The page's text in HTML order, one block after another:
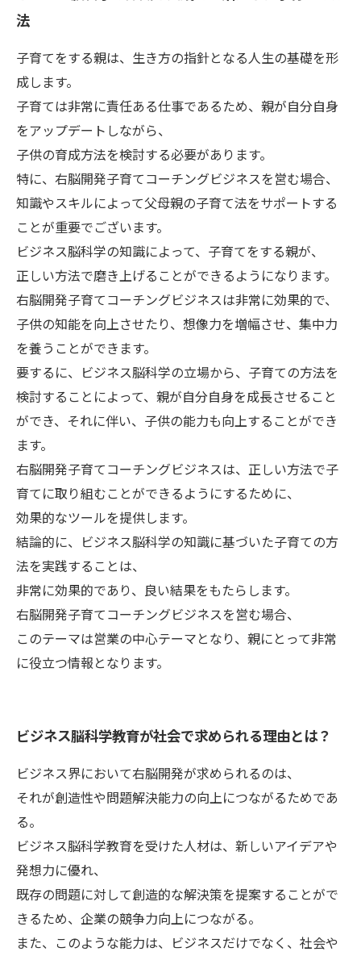
法
子育てをする親は、生き方の指針となる人生の基礎を形
成します。
子育ては非常に責任ある仕事であるため、親が自分自身
をアップデートしながら、
子供の育成方法を検討する必要があります。
特に、右脳開発子育てコーチングビジネスを営む場合、
知識やスキルによって父母親の子育て法をサポートする
ことが重要でございます。
ビジネス脳科学の知識によって、子育てをする親が、
正しい方法で磨き上げることができるようになります。
右脳開発子育てコーチングビジネスは非常に効果的で、
子供の知能を向上させたり、想像力を増幅させ、集中力
を養うことができます。
要するに、ビジネス脳科学の立場から、子育ての方法を
検討することによって、親が自分自身を成長させること
ができ、それに伴い、子供の能力も向上することができ
ます。
右脳開発子育てコーチングビジネスは、正しい方法で子
育てに取り組むことができるようにするために、
効果的なツールを提供します。
結論的に、ビジネス脳科学の知識に基づいた子育ての方
法を実践することは、
非常に効果的であり、良い結果をもたらします。
右脳開発子育てコーチングビジネスを営む場合、
このテーマは営業の中心テーマとなり、親にとって非常
に役立つ情報となります。
ビジネス脳科学教育が社会で求められる理由とは？
ビジネス界において右脳開発が求められるのは、
それが創造性や問題解決能力の向上につながるためであ
る。
ビジネス脳科学教育を受けた人材は、新しいアイデアや
発想力に優れ、
既存の問題に対して創造的な解決策を提案することがで
きるため、企業の競争力向上につながる。
また、このような能力は、ビジネスだけでなく、社会や